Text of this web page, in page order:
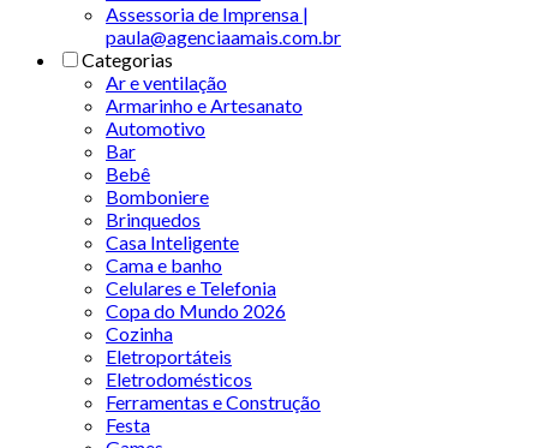
Assessoria de Imprensa |
paula@agenciaamais.com.br
Categorias
Ar e ventilação
Armarinho e Artesanato
Automotivo
Bar
Bebê
Bomboniere
Brinquedos
Casa Inteligente
Cama e banho
Celulares e Telefonia
Copa do Mundo 2026
Cozinha
Eletroportáteis
Eletrodomésticos
Ferramentas e Construção
Festa